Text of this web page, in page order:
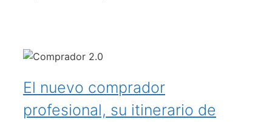
El nuevo comprador
profesional, su itinerario de